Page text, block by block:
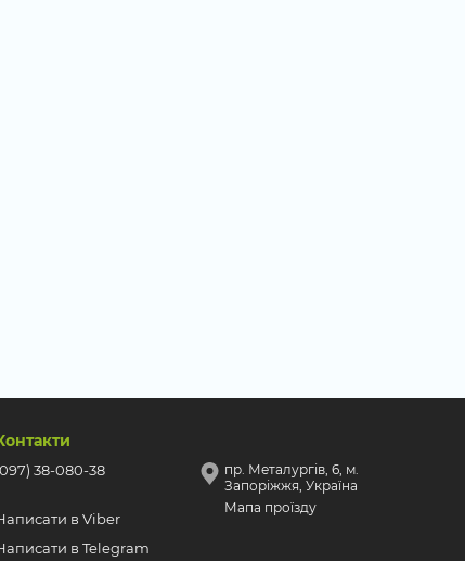
38-080-38
в Viber
в Telegram
пр. Металургів, 6, м.
Запоріжжя, Україна
Мапа проїзду